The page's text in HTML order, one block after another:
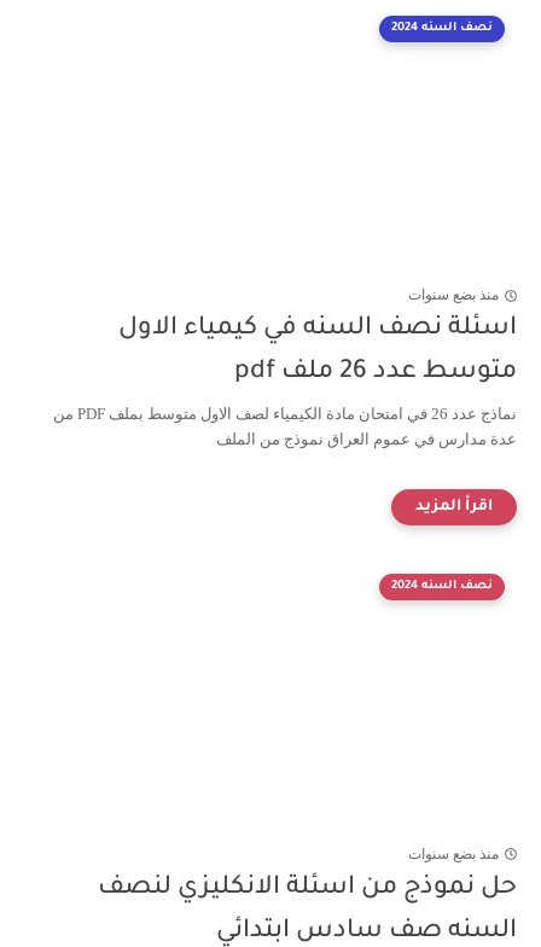
نصف السنه 2024
منذ بضع سنوات
اسئلة نصف السنه في كيمياء الاول
متوسط عدد 26 ملف pdf
نماذج عدد 26 في امتحان مادة الكيمياء لصف الاول متوسط بملف PDF من
عدة مدارس في عموم العراق نموذج من الملف
نصف السنه 2024
منذ بضع سنوات
حل نموذج من اسئلة الانكليزي لنصف
السنه صف سادس ابتدائي